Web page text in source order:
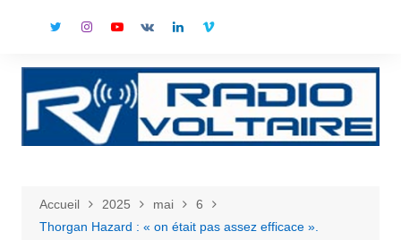
Accueil 2025 mai
6
Thorgan Hazard : « on était pas assez efficace ».